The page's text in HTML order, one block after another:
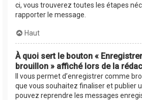
ci, vous trouverez toutes les étapes
rapporter le message.
Haut
À quoi sert le bouton «
brouillon » affiché lors de la
Il vous permet d’enregistrer comme
que vous souhaitez finaliser et publier
pouvez reprendre les messages